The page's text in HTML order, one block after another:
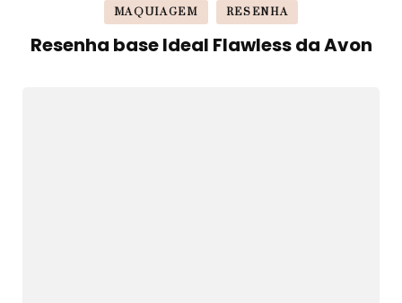
MAQUIAGEM RESENHA
Resenha base Ideal Flawless da Avon